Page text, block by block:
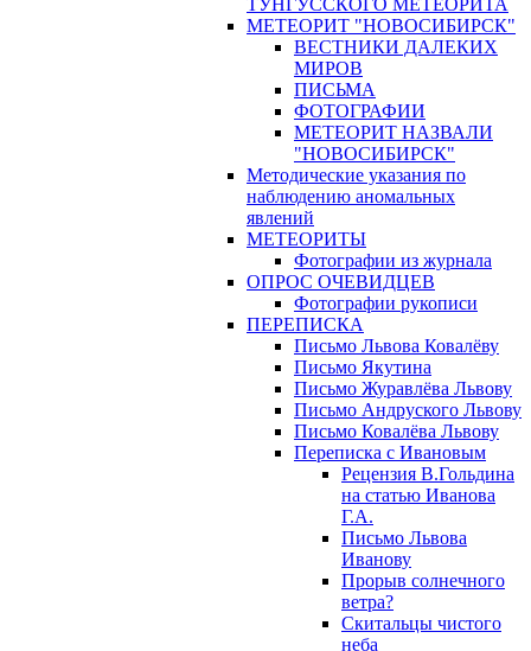
ТУНГУССКОГО МЕТЕОРИТА
МЕТЕОРИТ "НОВОСИБИРСК"
ВЕСТНИКИ ДАЛЕКИХ
МИРОВ
ПИСЬМА
ФОТОГРАФИИ
МЕТЕОРИТ НАЗВАЛИ
"НОВОСИБИРСК"
Методические указания по
наблюдению аномальных
явлений
МЕТЕОРИТЫ
Фотографии из журнала
ОПРОС ОЧЕВИДЦЕВ
Фотографии рукописи
ПЕРЕПИСКА
Письмо Львова Ковалёву
Письмо Якутина
Письмо Журавлёва Львову
Письмо Андруского Львову
Письмо Ковалёва Львову
Переписка с Ивановым
Рецензия В.Гольдина
на статью Иванова
Г.А.
Письмо Львова
Иванову
Прорыв солнечного
ветра?
Скитальцы чистого
неба